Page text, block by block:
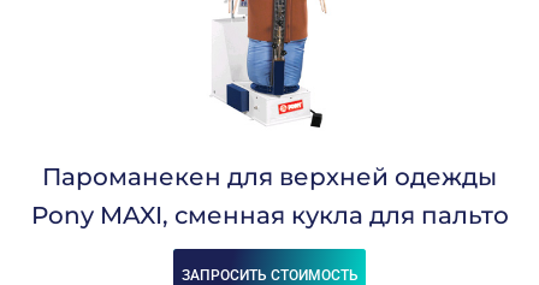
Пароманекен для верхней одежды
Pony MAXI, сменная кукла для пальто
ЗАПРОСИТЬ СТОИМОСТЬ